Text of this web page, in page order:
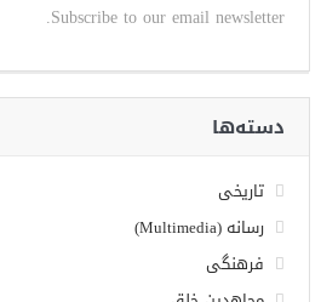
Subscribe to our email newsletter.
دسته‌ها
تاریخی
رسانه (Multimedia)
فرهنگی